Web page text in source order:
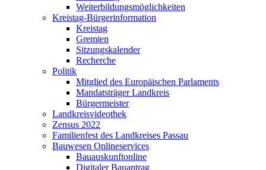
Weiterbildungsmöglichkeiten
Kreistag-Bürgerinformation
Kreistag
Gremien
Sitzungskalender
Recherche
Politik
Mitglied des Europäischen Parlaments
Mandatsträger Landkreis
Bürgermeister
Landkreisvideothek
Zensus 2022
Familienfest des Landkreises Passau
Bauwesen Onlineservices
Bauauskunftonline
Digitaler Bauantrag